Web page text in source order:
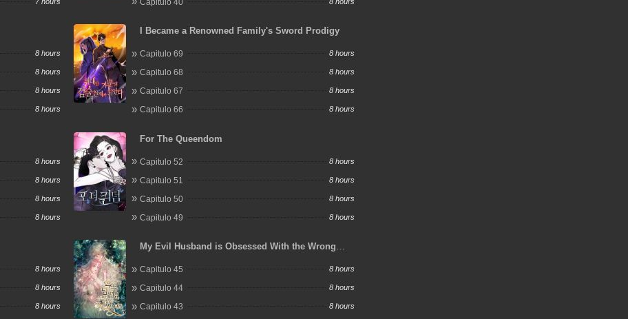
8 hours
8 hours
8 hours
8 hours
I Became a Renowned Family's Sword Prodigy
Capitulo 69 8 hours
Capitulo 68 8 hours
Capitulo 67 8 hours
Capitulo 66 8 hours
8 hours
8 hours
8 hours
8 hours
For The Queendom
Capitulo 52 8 hours
Capitulo 51 8 hours
Capitulo 50 8 hours
Capitulo 49 8 hours
8 hours
8 hours
8 hours
My Evil Husband is Obsessed With the Wrong
Capitulo 45 8 hours
Capitulo 44 8 hours
Capitulo 43 8 hours